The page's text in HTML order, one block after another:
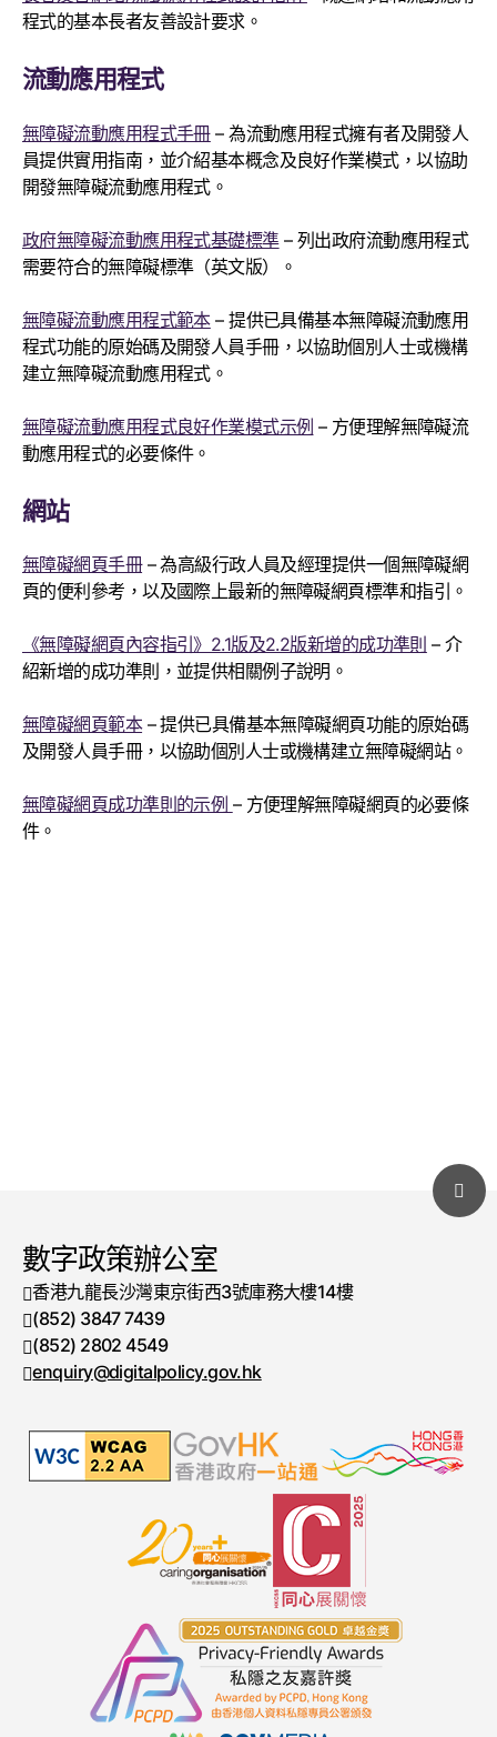
程式的基本長者友善設計要求。
流動應用程式
無障礙流動應用程式手冊– 為流動應用程式擁有者及開發人
員提供實用指南，並介紹基本概念及良好作業模式，以協助
開發無障礙流動應用程式。
政府無障礙流動應用程式基礎標準– 列出政府流動應用程式
需要符合的無障礙標準（英文版）。
無障礙流動應用程式範本– 提供已具備基本無障礙流動應用
程式功能的原始碼及開發人員手冊，以協助個別人士或機構
建立無障礙流動應用程式。
無障礙流動應用程式良好作業模式示例 – 方便理解無障礙流
動應用程式的必要條件。
網站
無障礙網頁手冊– 為高級行政人員及經理提供一個無障礙網
頁的便利參考，以及國際上最新的無障礙網頁標準和指引。
《無障礙網頁內容指引》2.1版及2.2版新增的成功準則 – 介
紹新增的成功準則，並提供相關例子說明。
無障礙網頁範本– 提供已具備基本無障礙網頁功能的原始碼
及開發人員手冊，以協助個別人士或機構建立無障礙網站。
無障礙網頁成功準則的示例 – 方便理解無障礙網頁的必要條
件。
數字政策辦公室
香港九龍長沙灣東京街西3號庫務大樓14樓
電話號碼
(852) 3847 7439
傳真號碼
(852) 2802 4549
enquiry@digitalpolicy.gov.hk